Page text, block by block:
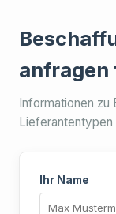
anfragen
Informationen zu
Lieferantentypen
Ihr Name